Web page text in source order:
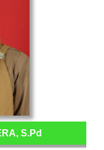
S.Pd